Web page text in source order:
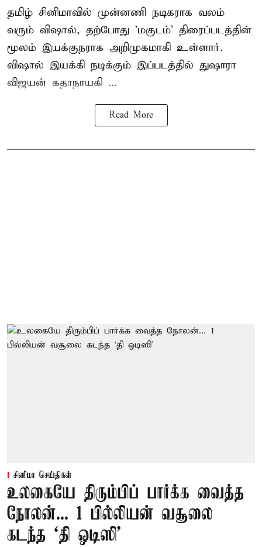
தமிழ் சினிமாவில் முன்னணி நடிகராக வலம்
வரும் விஷால், தற்போது 'மகுடம்' திரைப்படத்தின்
மூலம் இயக்குநராக அறிமுகமாகி உள்ளார்.
விஷால் இயக்கி நடிக்கும் இப்படத்தில் துஷாரா
விஜயன் கதாநாயகி ...
Read More
சினிமா செய்திகள்
உலகையே திரும்பிப் பார்க்க வைத்த
நோலன்... 1 பில்லியன் வசூலை
கடந்த ‘தி ஒடிஸி’